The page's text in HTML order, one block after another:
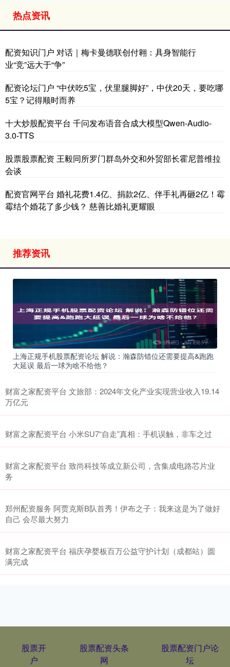
热点资讯
配资知识门户 对话｜梅卡曼德联创付翱：具身智能行
业“竞”远大于“争”
配资论坛门户 “中伏吃5宝，伏里腿脚好”，中伏20天，要吃哪
5宝？记得顺时而养
十大炒股配资平台 千问发布语音合成大模型Qwen-Audio-
3.0-TTS
股票股票配资 王毅同所罗门群岛外交和外贸部长霍尼普维拉
会谈
配资官网平台 婚礼花费1.4亿、捐款2亿、伴手礼再砸2亿！霉
霉结个婚花了多少钱？ 慈善比婚礼更耀眼
推荐资讯
上海正规手机股票配资论坛 解说：瀚森防错位还需要提高&跑跑
大延误 最后一球为啥不给他？
财富之家配资平台 文旅部：2024年文化产业实现营业收入19.14
万亿元
财富之家配资平台 小米SU7“自走”真相：手机误触，非车之过
财富之家配资平台 致尚科技等成立新公司，含集成电路芯片业
务
郑州配资服务 阿贾克斯B队首秀！伊布之子：我来这是为了做好
自己 会尽最大努力
财富之家配资平台 福庆孕婴板百万公益守护计划（成都站）圆
满完成
股票开
户
股票配资头条
网
股票配资门户论
坛